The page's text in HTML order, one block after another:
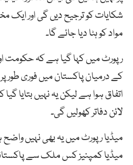
شکایات کو ترجیح دیں گی اور
مواد کو ہٹا دیا جائے گا۔
رپورٹ میں کہا گیا ہے کہ حکومت
کے درمیان پاکستان میں فوری طور پر
اتفاق ہوا ہے لیکن یہ نہیں بتایا
لائن دفاتر کھولیں گی۔
میڈیا رپورٹ میں یہ بھی نہیں
میڈیا کمپنیز کس ملک سے